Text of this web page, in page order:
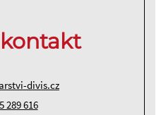
divis.cz
289 616